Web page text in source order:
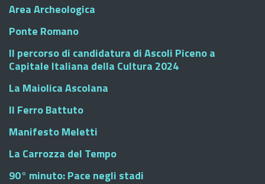
Area Archeologica
Ponte Romano
Il percorso di candidatura di Ascoli Piceno a
Capitale Italiana della Cultura 2024
La Maiolica Ascolana
Il Ferro Battuto
Manifesto Meletti
La Carrozza del Tempo
90° minuto: Pace negli stadi